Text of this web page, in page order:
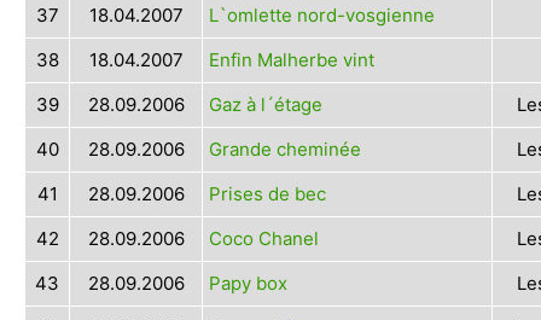
37
18.04.2007
L`omlette nord-vosgienne
38
18.04.2007
Enfin Malherbe vint
39
28.09.2006 Gaz à l´étage
40
28.09.2006 Grande cheminée
41
28.09.2006 Prises de bec
42
28.09.2006 Coco Chanel
43
28.09.2006 Papy box